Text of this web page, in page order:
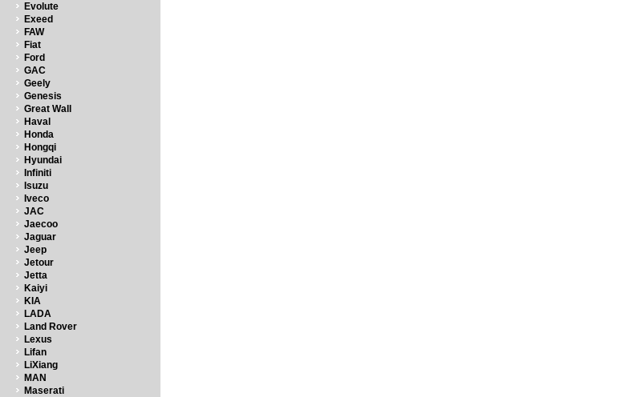
Evolute
Exeed
FAW
Fiat
Ford
GAC
Geely
Genesis
Great Wall
Haval
Honda
Hongqi
Hyundai
Infiniti
Isuzu
Iveco
JAC
Jaecoo
Jaguar
Jeep
Jetour
Jetta
Kaiyi
KIA
LADA
Land Rover
Lexus
Lifan
LiXiang
MAN
Maserati